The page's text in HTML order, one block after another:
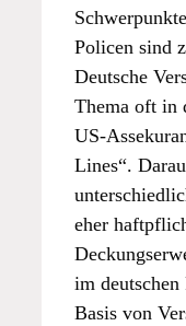
Policen sind
Deutsche
Thema oft in
US-
Lines“.
eher
im
Basis von